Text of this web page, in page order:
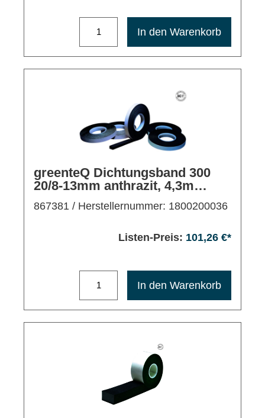
In den Warenkorb
greenteQ Dichtungsband 300
20/8-13mm anthrazit, 4,3m
VE15, außen/mitte
867381 / Herstellernummer: 1800200036
Listen-Preis: 101,26 €*
In den Warenkorb